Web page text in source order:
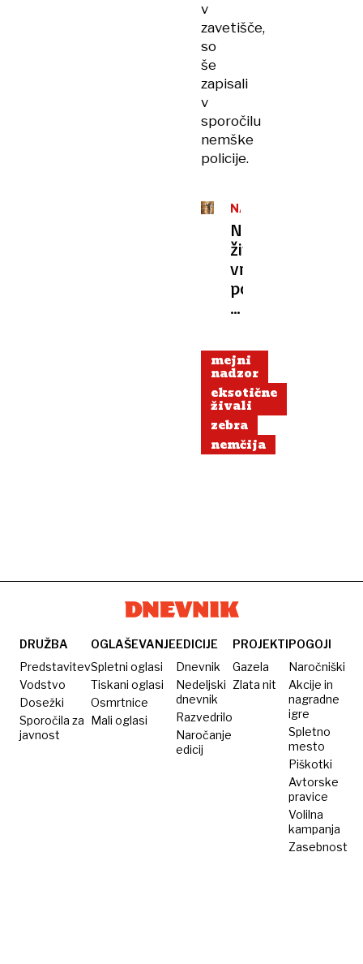
v
zavetišče,
so
še
zapisali
v
sporočilu
nemške
policije.
NARAŠČAJ
Nemški
živalski
vrt
po
40
dočakal
skotitev
ogrožene
žirafe
mejni
nadzor
eksotične
živali
zebra
nemčija
DRUŽBA
Predstavitev
Vodstvo
Dosežki
Sporočila za
javnost
OGLAŠEVANJE
Spletni oglasi
Tiskani oglasi
Osmrtnice
Mali oglasi
EDICIJE
Dnevnik
Nedeljski
dnevnik
Razvedrilo
Naročanje
edicij
PROJEKTI
Gazela
Zlata nit
POGOJI
Naročniški
Akcije in
nagradne
igre
Spletno
mesto
Piškotki
Avtorske
pravice
Volilna
kampanja
Zasebnost